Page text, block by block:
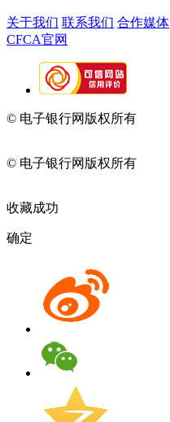
关于我们 联系我们 合作媒体
CFCA官网
© 电子银行网版权所有
© 电子银行网版权所有
收藏成功
确定